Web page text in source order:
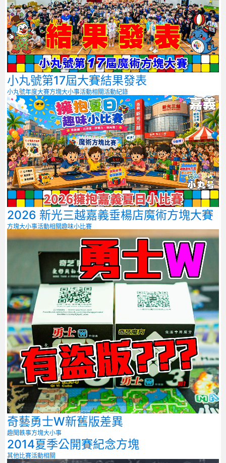
小丸號第17屆大賽結果發表
小丸號年度大賽方塊大小事活動相關活動紀錄
2026 新光三越嘉義垂楊店魔術方塊大賽
方塊大小事活動相關趣味小比賽
奇藝勇士W新舊版差異
趣聞軼事方塊大小事
2014夏季公開賽紀念方塊
其他比賽活動相關